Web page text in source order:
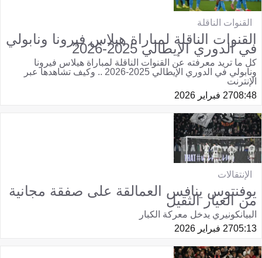
القنوات الناقلة
القنوات الناقلة لمباراة هيلاس فيرونا ونابولي
في الدوري الإيطالي 2025-2026
كل ما تريد معرفته عن القنوات الناقلة لمباراة هيلاس فيرونا
ونابولي في الدوري الإيطالي 2025-2026 .. وكيف تشاهدها عبر
الإنترنت
08:4827 فبراير 2026
الإنتقالات
يوفنتوس ينافس العمالقة على صفقة مجانية
من العيار الثقيل
البيانكونيري يدخل معركة الكبار
05:1327 فبراير 2026